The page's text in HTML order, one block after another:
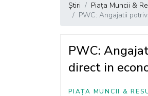
Știri
Piața Muncii &
PWC: Angajatii
PWC:
direct in
PIAȚA MUNCII &